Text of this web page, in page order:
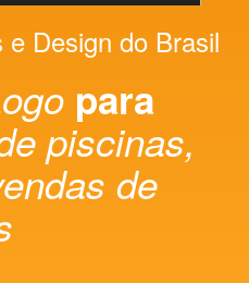
Design do Brasil
para
piscinas,
de